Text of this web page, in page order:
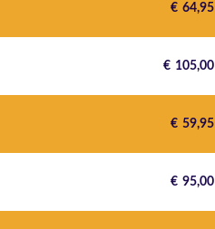
€ 64,95
€ 105,00
€ 59,95
€ 95,00